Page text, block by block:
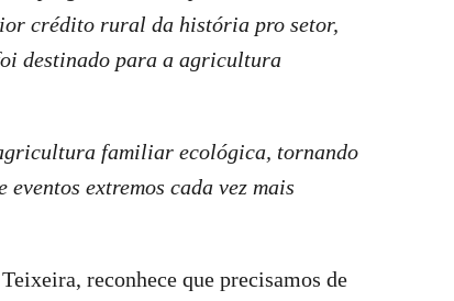
crédito rural da história pro setor,
destinado para a agricultura
familiar ecológica, tornando
extremos cada vez mais
reconhece que precisamos de